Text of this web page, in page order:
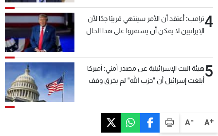
A+
A-
4ترامب: أعتقد أن الأمر سينتهي قريبًا جدًا لأن
الإيرانيين لا يمكن أن يستمروا على هذا الحال
5هيئة البث الإسرائيلية عن مصدر أمني: أميركا
أبلغت إسرائيل أن "حزب الله" لم يخرق وقف